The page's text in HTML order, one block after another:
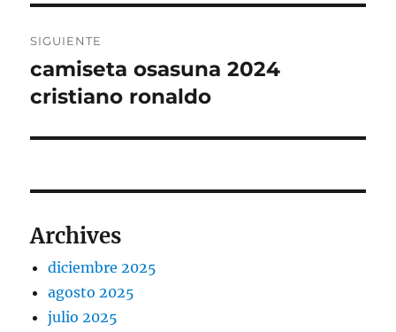
SIGUIENTE
Entrada
siguiente:
camiseta osasuna 2024
cristiano ronaldo
Archives
diciembre 2025
agosto 2025
julio 2025